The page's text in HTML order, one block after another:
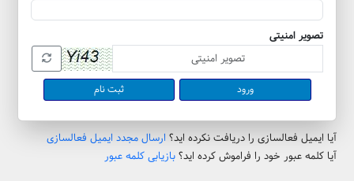
تصویر امنیتی
ثبت نام
آیا ایمیل فعالسازی را دریافت نکرده اید؟ ارسال مجدد ایمیل فعالسازی
آیا کلمه عبور خود را فراموش کرده اید؟ بازیابی کلمه عبور